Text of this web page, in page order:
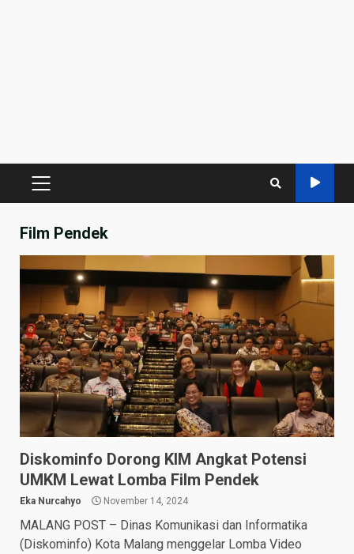
PRIMARY
Film Pendek
Diskominfo Dorong KIM Angkat Potensi
UMKM Lewat Lomba Film Pendek
Eka Nurcahyo November 14, 2024
MALANG POST – Dinas Komunikasi dan Informatika
(Diskominfo) Kota Malang menggelar Lomba Video